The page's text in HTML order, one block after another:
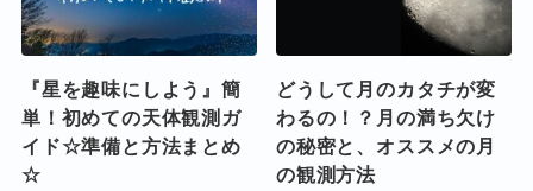
『星を趣味にしよう』簡
単！初めての天体観測ガ
イド☆準備と方法まとめ
☆
どうして月のカタチが変
わるの！？月の満ち欠け
の秘密と、オススメの月
の観測方法